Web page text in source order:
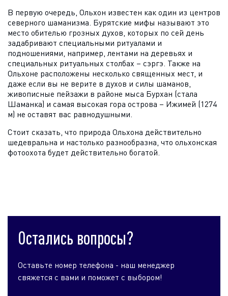
В первую очередь, Ольхон известен как один из центров
северного шаманизма. Бурятские мифы называют это
место обителью грозных духов, которых по сей день
задабривают специальными ритуалами и
подношениями, например, лентами на деревьях и
специальных ритуальных столбах – сэргэ. Также на
Ольхоне расположены несколько священных мест, и
даже если вы не верите в духов и силы шаманов,
живописные пейзажи в районе мыса Бурхан (стала
Шаманка) и самая высокая гора острова – Ижимей (1274
м) не оставят вас равнодушными.
Стоит сказать, что природа Ольхона действительно
шедевральна и настолько разнообразна, что ольхонская
фотоохота будет действительно богатой.
Остались вопросы?
Оставьте номер телефона - наш менеджер
свяжется с вами и поможет с выбором!